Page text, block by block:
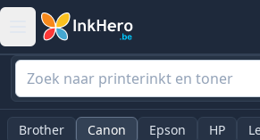
Brother Canon Epson HP